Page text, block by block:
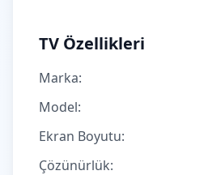
TV Özellikleri
Marka:
Model:
Ekran Boyutu:
Çözünürlük: